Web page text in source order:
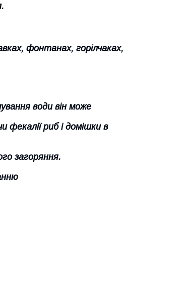
фонтанах, горілчаках,
води він може
риб і домішки в
загоряння.